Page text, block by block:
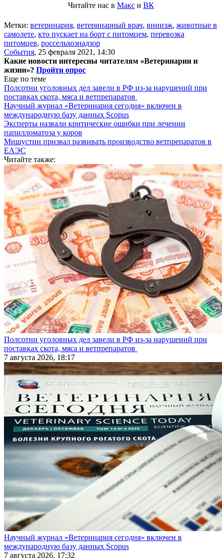
Читайте нас в Макс и ВК
Метки: ветеринария, ветеринарный врач, вниизж, животные в
самолете, кто пускает на борт с питомцем, перевозка
питомцев, россельхознадзор
События, 25 февраля 2021, 14:30
Какие новости интересны читателям «Ветеринарии и
жизни»? Пройти опрос
Еще по теме
Полсотни уголовных дел завели в РФ из-за нарушений при
поставках скота, мяса и ветпрепаратов
Научный журнал «Ветеринария сегодня» включен в
международную базу данных Scopus
Эксперты назвали критические ошибки при лечении
папилломатоза у коров
Мишустин призвал развивать производство ветпрепаратов в
ЕАЭС
Читайте также:
Полсотни уголовных дел завели в РФ из-за нарушений при
поставках скота, мяса и ветпрепаратов
7 августа 2026, 18:17
Научный журнал «Ветеринария сегодня» включен в
международную базу данных Scopus
7 августа 2026, 17:32